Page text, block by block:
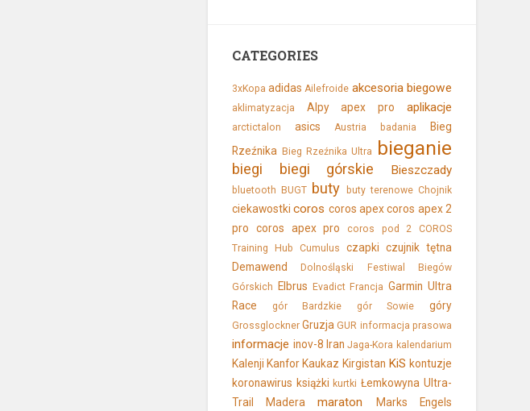
CATEGORIES
3xKopa adidas Ailefroide akcesoria biegowe
aklimatyzacja Alpy apex pro aplikacje
arctictalon asics Austria badania
Bieg
Rzeźnika Bieg Rzeźnika Ultra bieganie
biegi biegi górskie Bieszczady
bluetooth BUGT buty buty terenowe Chojnik
ciekawostki coros coros apex coros apex 2
pro
coros apex pro coros pod 2
COROS
Training Hub
Cumulus czapki czujnik tętna
Demawend
Dolnośląski Festiwal Biegów
Górskich
Elbrus Evadict Francja Garmin Ultra
Race
gór Bardzkie gór Sowie góry
Grossglockner Gruzja GUR informacja prasowa
informacje inov-8 Iran Jaga-Kora kalendarium
Kalenji Kanfor Kaukaz Kirgistan KiS kontuzje
koronawirus książki kurtki Łemkowyna Ultra-
Trail
Madera maraton
Marks Engels